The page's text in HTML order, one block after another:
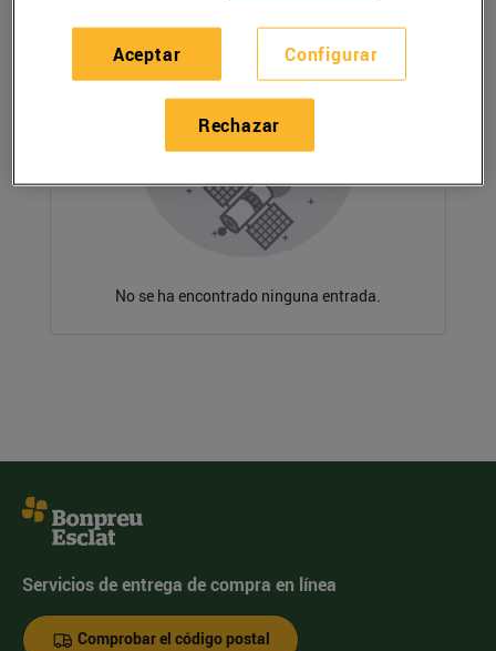
No se ha encontrado ninguna entrada.
Servicios de entrega de compra en línea
Comprobar el código postal
Configurar
Rechazar
Aceptar